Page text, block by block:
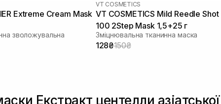
Extreme Cream Mask
зволожувальна
VT COSMETICS
VT COSMETICS Mild Reedle Shot
100 2Step Mask 1,5+25 г
Зміцнювальна тканинна маска
128₴150₴
Екстракт центелли азіатської